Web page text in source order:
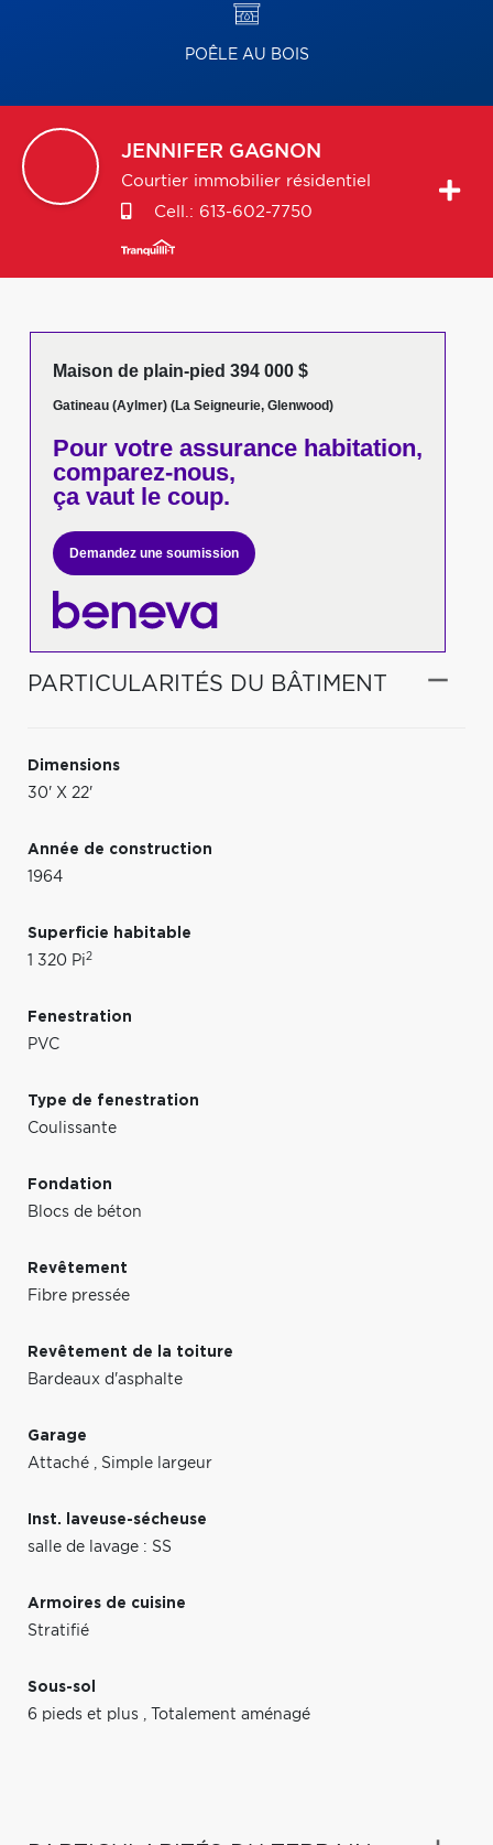
POÊLE AU BOIS
JENNIFER GAGNON
Courtier immobilier résidentiel
Cell.: 613-602-7750
Maison de plain-pied 394 000 $
Gatineau (Aylmer) (La Seigneurie, Glenwood)
Pour votreassurance habitation,
comparez-nous,
ça vaut le coup.
Demandez une soumission
PARTICULARITÉS DU BÂTIMENT
Dimensions
30' X 22'
Année de construction
1964
Superficie habitable
1 320 Pi2
Fenestration
PVC
Type de fenestration
Coulissante
Fondation
Blocs de béton
Revêtement
Fibre pressée
Revêtement de la toiture
Bardeaux d'asphalte
Garage
Attaché , Simple largeur
Inst. laveuse-sécheuse
salle de lavage : SS
Armoires de cuisine
Stratifié
Sous-sol
6 pieds et plus , Totalement aménagé